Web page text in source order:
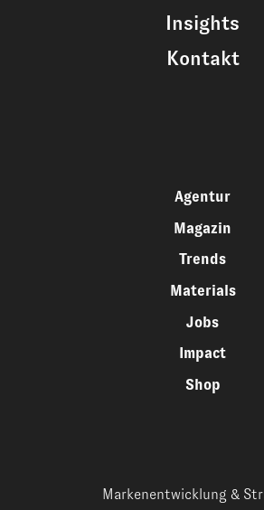
Insights
Kontakt
Agentur
Magazin
Trends
Materials
Jobs
Impact
Shop
Markenentwicklung &